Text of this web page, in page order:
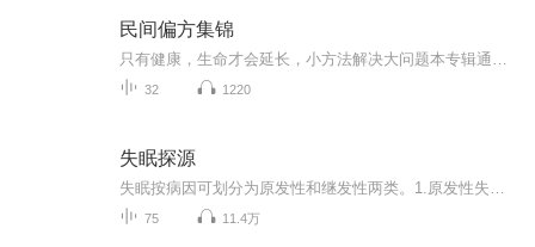
民间偏方集锦
32 1220
失眠探源
75 11.4万